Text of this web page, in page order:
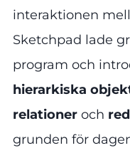
interaktionen
Sketchpad lade
program och
hierarkiska
relationer och
grunden för